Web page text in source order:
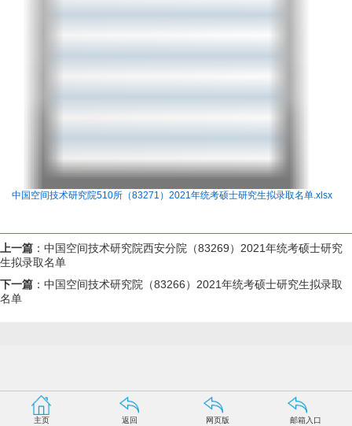
中国空间技术研究院510所（83271）2021年统考硕士研究生拟录取名单.xlsx
上一篇 ： 中国空间技术研究院西安分院（83269）2021年统考硕士研究
生拟录取名单
下一篇 ： 中国空间技术研究院（83266）2021年统考硕士研究生拟录取
名单
主页 返回 网页版 邮箱入口